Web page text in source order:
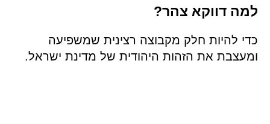
למה דווקא צהר?
כדי להיות חלק מקבוצה רצינית שמשפיעה
ומעצבת את הזהות היהודית של מדינת ישראל.